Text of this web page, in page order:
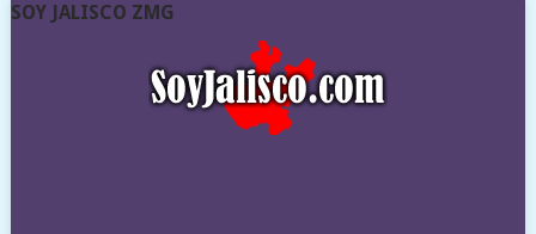
SOY JALISCO ZMG